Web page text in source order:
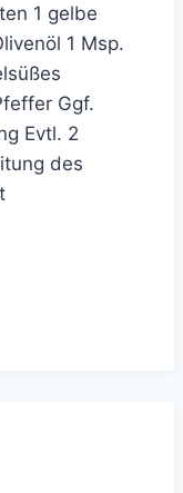
1 gelbe
1 Msp.
Ggf.
Evtl. 2
des